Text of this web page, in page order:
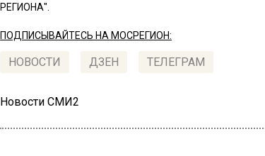
РЕГИОНА".
ПОДПИСЫВАЙТЕСЬ НА МОСРЕГИОН:
НОВОСТИ ДЗЕН ТЕЛЕГРАМ
Новости СМИ2